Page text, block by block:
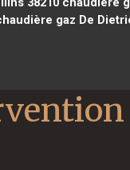
gaz De